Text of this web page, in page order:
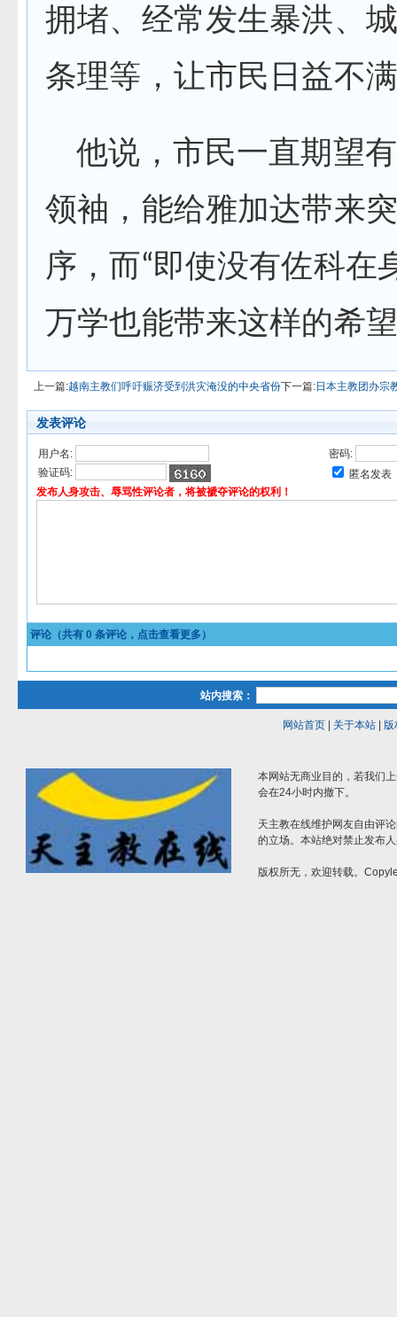
拥堵、经常发生暴洪、
条理等，让市民日益不
他说，市民一直期望
领袖，能给雅加达带来
序，而“即使没有佐科在
万学也能带来这样的希
上一篇:越南主教们呼吁赈济受到洪灾淹没的中央省份下一篇:日本主教团办宗
发表评论
用户名:
密码:
验证码:
匿名发表
发布人身攻击、辱骂性评论者，将被褫夺评论的权利！
评论（共有 0 条评论，点击查看更多）
站内搜索：
网站首页| 关于本站| 版
本网站无商业目的，若我们
会在24小时内撤下。
天主教在线维护网友自由评
的立场。本站绝对禁止发布
版权所无，欢迎转载。